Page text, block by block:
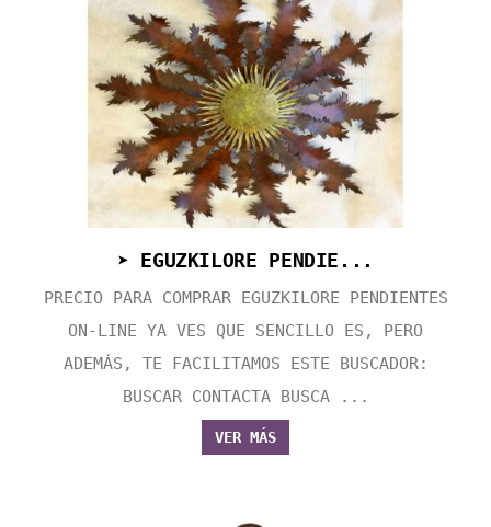
➤ EGUZKILORE PENDIE...
PRECIO PARA COMPRAR EGUZKILORE PENDIENTES
ON-LINE YA VES QUE SENCILLO ES, PERO
ADEMÁS, TE FACILITAMOS ESTE BUSCADOR:
BUSCAR CONTACTA BUSCA ...
VER MÁS